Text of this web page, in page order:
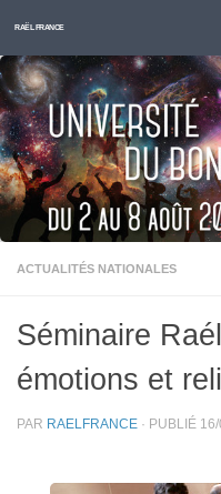
Skip to content
RAËL FRANCE
ACTUALITÉS NATIONALES
Séminaire
émotions et
PAR RAELFRANCE · PUBLIÉ